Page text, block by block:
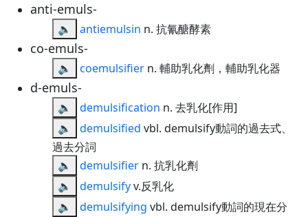
anti-emuls-
🔈 antiemulsin n. 抗氰醣酵素
co-emuls-
🔈 coemulsifier n. 輔助乳化劑，輔助乳化器
d-emuls-
🔈 demulsification n. 去乳化[作用]
🔈
demulsified vbl. demulsify動詞的過去式、
過去分詞
🔈
demulsifier n. 抗乳化劑
🔈
demulsifyv.反乳化
🔈
demulsifying vbl. demulsify動詞的現在分